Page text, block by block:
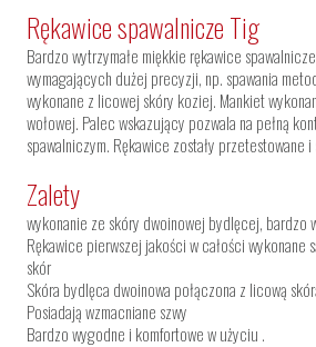
Rękawice spawalnicze Tig
Bardzo wytrzymałe miękkie rękawice
wymagających dużej precyzji, np. spawania
wykonane z licowej skóry koziej. Mankiet
wołowej. Palec wskazujący pozwala na pełną
spawalniczym. Rękawice zostały przetestowane i
Zalety
wykonanie ze skóry dwoinowej bydlęcej, bardzo
Rękawice pierwszej jakości w całości wykonane
skór
Skóra bydlęca dwoinowa połączona z licową
Posiadają wzmacniane szwy
Bardzo wygodne i komfortowe w użyciu .